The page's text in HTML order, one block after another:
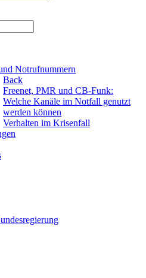
Notrufnummern
Back
Freenet, PMR und CB-Funk:
Welche Kanäle im Notfall genutzt
werden können
Verhalten im Krisenfall